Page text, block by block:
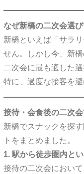
なぜ新橋の二次会選
新橋といえば「サラ
せん。しかし今、新
二次会に最も適した
特に、過度な接客を
接待・会食後の二次
新橋でスナックを探
トをまとめました。
1. 駅から徒歩圏内と
接待の二次会におい